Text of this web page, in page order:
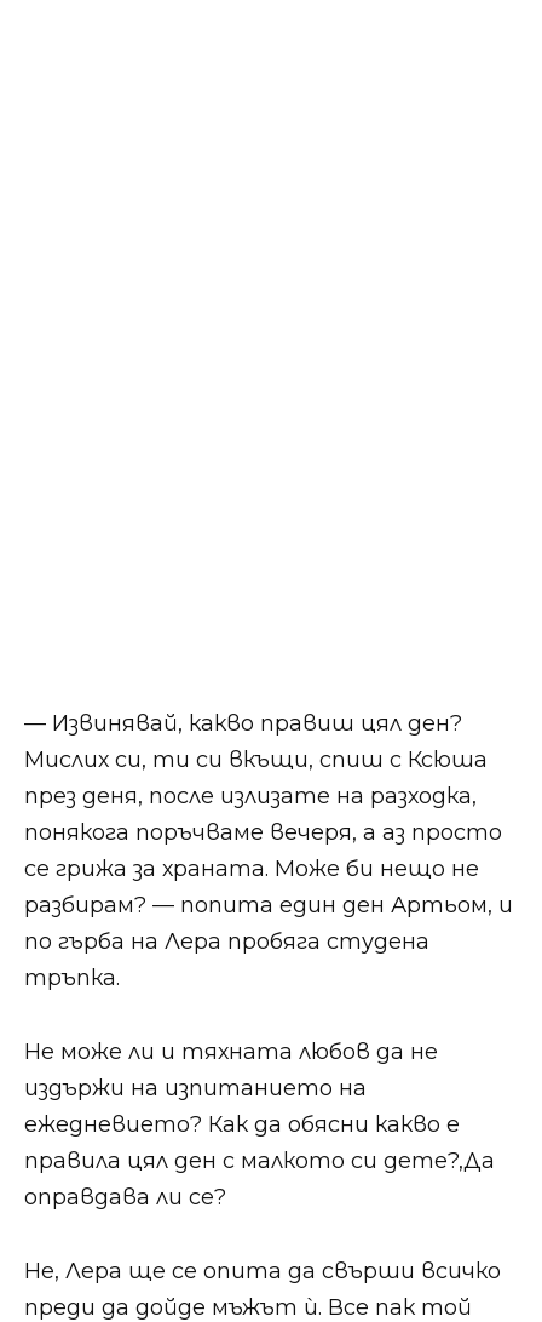
— Извинявай, какво правиш цял ден?
Мислих си, ти си вкъщи, спиш с Ксюша
през деня, после излизате на разходка,
понякога поръчваме вечеря, а аз просто
се грижа за храната. Може би нещо не
разбирам? — попита един ден Артьом, и
по гърба на Лера пробяга студена
тръпка.
Не може ли и тяхната любов да не
издържи на изпитанието на
ежедневието? Как да обясни какво е
правила цял ден с малкото си дете?,Да
оправдава ли се?
Не, Лера ще се опита да свърши всичко
преди да дойде мъжът ѝ. Все пак той